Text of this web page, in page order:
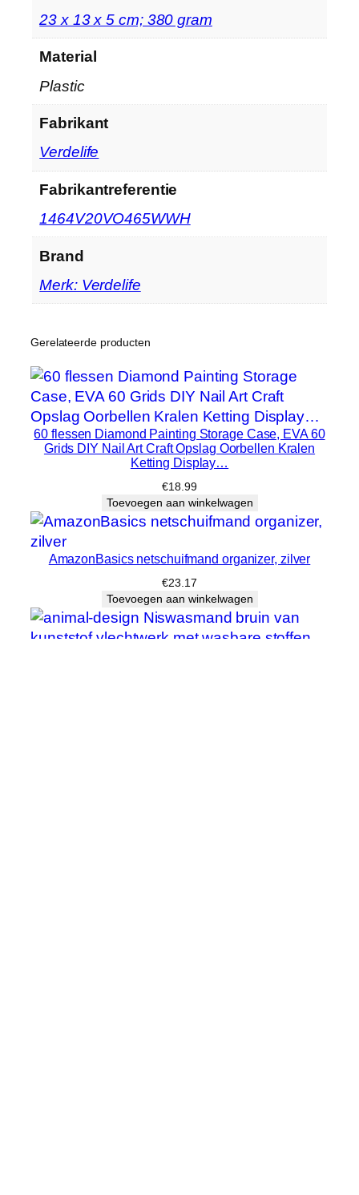
‎23 x 13 x 5 cm; 380 gram
Material
‎Plastic
Fabrikant
‎Verdelife
Fabrikantreferentie
‎1464V20VO465WWH
Brand
Merk: Verdelife
Gerelateerde producten
60 flessen Diamond Painting Storage Case, EVA 60
Grids DIY Nail Art Craft Opslag Oorbellen Kralen
Ketting Display…
€18.99
Toevoegen aan winkelwagen
AmazonBasics netschuifmand organizer, zilver
€23.17
Toevoegen aan winkelwagen